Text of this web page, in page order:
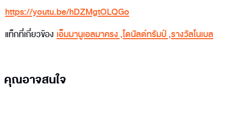
https://youtu.be/hDZMgtOLQGo
แท็กที่เกี่ยวข้อง เอ็มมานูเอลมาครง ,โดนัลด์ทรัมป์,รางวัลโนเบล
คุณอาจสนใจ